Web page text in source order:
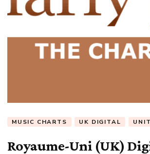
MUSIC CHARTS UK DIGITAL
Royaume-Uni (UK)